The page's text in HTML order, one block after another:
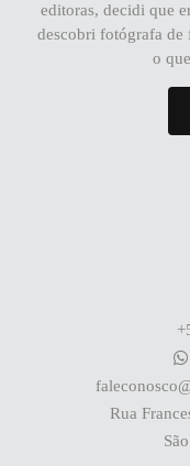
editoras, decidi que
descobri fotógrafa de
o
Rua